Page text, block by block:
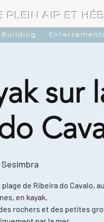
PLEIN AIR ET
Building
sur
Sesimbra
de Ribeira do Cavalo,
en kayak.
rochers et des petites